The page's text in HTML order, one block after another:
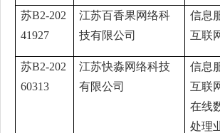
苏B2-202
41927
江苏百香果网络科
技有限公司
信息
互联
苏B2-202
60313
江苏快淼网络科技
有限公司
信息
互联
在线
处理